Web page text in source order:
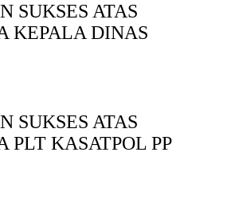
SUKSES ATAS
KEPALA DINAS
SUKSES ATAS
KASATPOL PP